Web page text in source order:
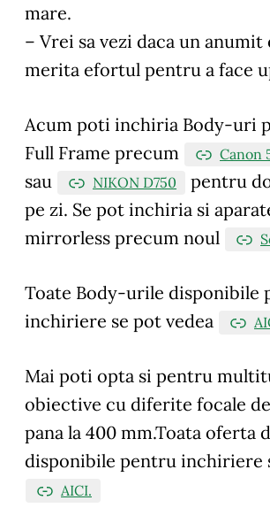
mare.
– Vrei sa vezi daca un
merita efortul pentru a face
Acum poti inchiria Body-uri
Full Frame precum
Canon
sau NIKON D750
pentru
pe zi. Se pot inchiria si
mirrorless precum noul
Toate Body-urile disponibile
inchiriere se pot vedea
Mai poti opta si pentru
obiective cu diferite focale de
pana la 400 mm.Toata oferta
disponibile pentru inchiriere
AICI.